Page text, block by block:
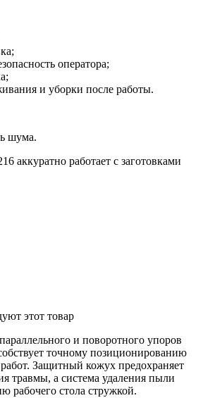
оператора;
и уборки после работы.
шума.
аккуратно работает с заготовками
этот товар
и поворотного упоров
точному позиционированию
Защитный кожух предохраняет
травмы, а система удаления пыли
рабочего стола стружкой.